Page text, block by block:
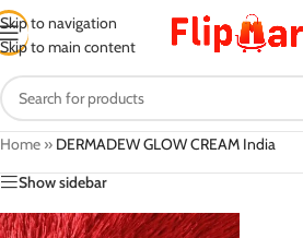
Skip to navigation
Skip to main content
Home » DERMADEW GLOW CREAM India
Show sidebar